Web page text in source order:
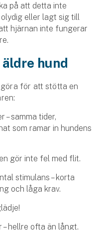
på att detta inte
eller lagt sig till
hjärnan inte fungerar
hund
för att stötta en
– samma tider,
som ramar in hundens
gör inte fel med flit.
stimulans – korta
och låga krav.
– hellre ofta än långt.